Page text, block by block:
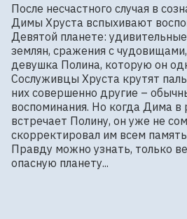
После несчастного случая в
Димы Хруста вспыхивают
Девятой планете:
землян, сражения с
девушка Полина, которую он
Сослуживцы Хруста крутят
них совершенно другие –
воспоминания. Но когда Дима в
встречает Полину, он уже не
скорректировал им всем
Правду можно узнать, только
опасную планету...